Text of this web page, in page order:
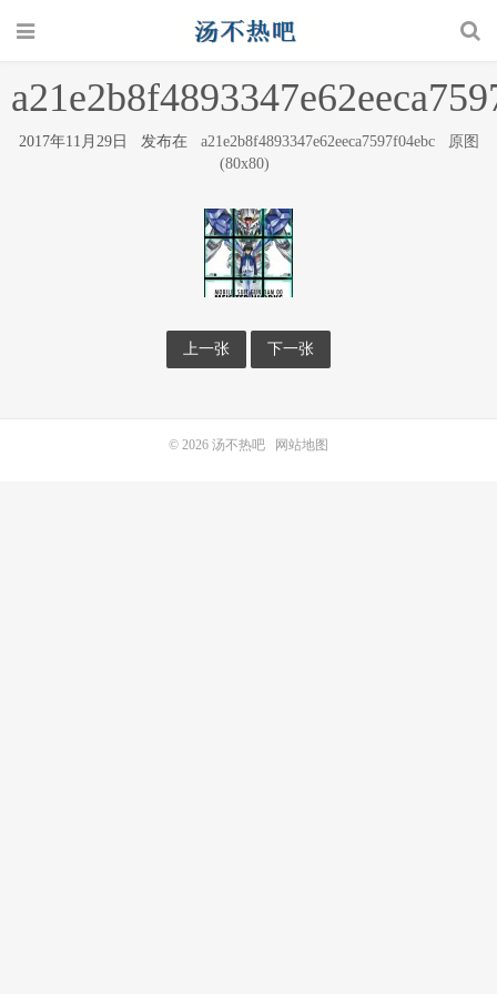
2017年11月29日 发布在 a21e2b8f4893347e62eeca7597f04ebc
原图
(80x80)
上一张 下一张
© 2026 汤不热吧 网站地图